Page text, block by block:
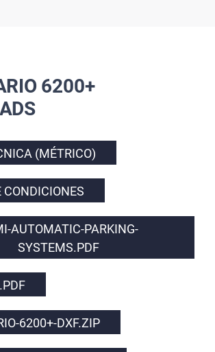
6200+
(MÉTRICO)
CONDICIONES
AUTOMATIC-PARKING-
SYSTEMS.PDF
6200+-DXF.ZIP